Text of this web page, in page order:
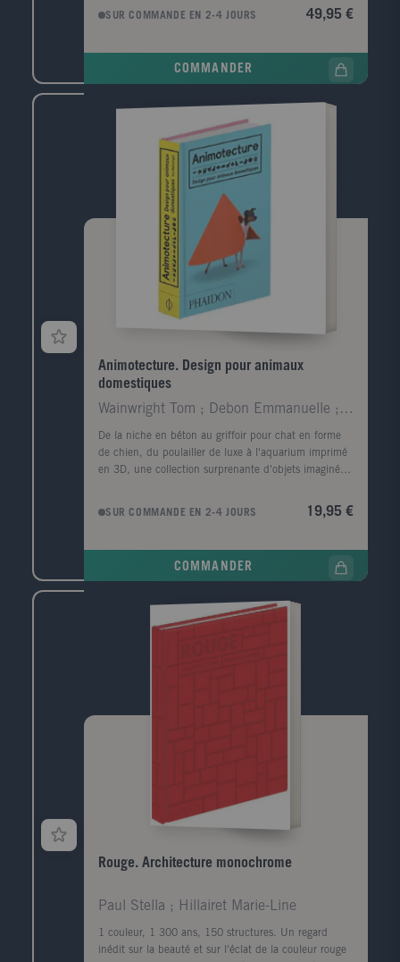
par types de plats et sont accompagnées de notes
pertinentes. Les plats ? soupes, nouilles, riz, pickles,
SUR COMMANDE EN 2-4 JOURS 49,95 €
COMMANDER
Animotecture. Design pour animaux
domestiques
Wainwright Tom ; Debon Emmanuelle ; Maylin Jeanne
De la niche en béton au griffoir pour chat en forme
de chien, du poulailler de luxe à l'aquarium imprimé
en 3D, une collection surprenante d'objets imaginés
écailles ! Aussi amusant qu'irrésistible, Animotecture
comblera les amoureux des animaux ainsi que les
SUR COMMANDE EN 2-4 JOURS 19,95 €
COMMANDER
Rouge. Architecture monochrome
Paul Stella ; Hillairet Marie-Line
1 couleur, 1 300 ans, 150 structures. Un regard
inédit sur la beauté et sur l'éclat de la couleur rouge